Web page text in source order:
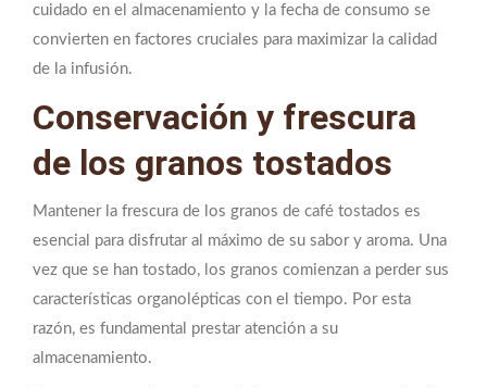
cuidado en el almacenamiento y la fecha de consumo se
convierten en factores cruciales para maximizar la calidad
de la infusión.
Conservación y frescura
de los granos tostados
Mantener la frescura de los granos de café tostados es
esencial para disfrutar al máximo de su sabor y aroma. Una
vez que se han tostado, los granos comienzan a perder sus
características organolépticas con el tiempo. Por esta
razón, es fundamental prestar atención a su
almacenamiento.